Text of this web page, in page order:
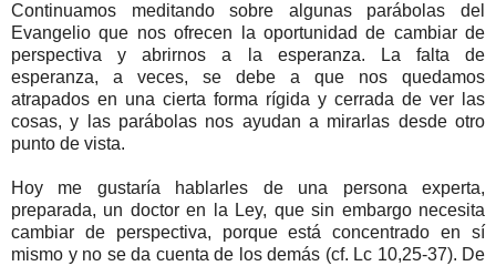
Continuamos meditando sobre algunas parábolas del
Evangelio que nos ofrecen la oportunidad de cambiar de
perspectiva y abrirnos a la esperanza. La falta de
esperanza, a veces, se debe a que nos quedamos
atrapados en una cierta forma rígida y cerrada de ver las
cosas, y las parábolas nos ayudan a mirarlas desde otro
punto de vista.
Hoy me gustaría hablarles de una persona experta,
preparada, un doctor en la Ley, que sin embargo necesita
cambiar de perspectiva, porque está concentrado en sí
mismo y no se da cuenta de los demás (cf. Lc 10,25-37). De